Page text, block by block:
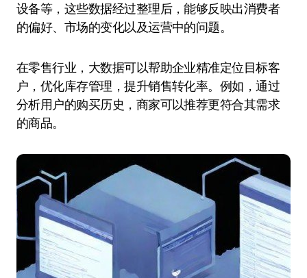
设备等，这些数据经过整理后，能够反映出消费者
的偏好、市场的变化以及运营中的问题。
在零售行业，大数据可以帮助企业精准定位目标客
户，优化库存管理，提升销售转化率。例如，通过
分析用户的购买历史，商家可以推荐更符合其需求
的商品。